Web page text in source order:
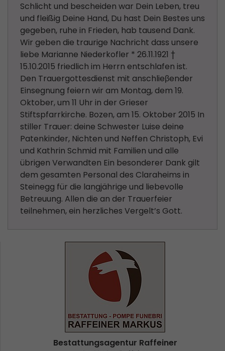
Schlicht und bescheiden war Dein Leben, treu
und fleißig Deine Hand, Du hast Dein Bestes uns
gegeben, ruhe in Frieden, hab tausend Dank.
Wir geben die traurige Nachricht dass unsere
liebe Marianne Niederkofler * 26.11.1921 †
15.10.2015 friedlich im Herrn entschlafen ist.
Den Trauergottesdienst mit anschlieβender
Einsegnung feiern wir am Montag, dem 19.
Oktober, um 11 Uhr in der Grieser
Stiftspfarrkirche. Bozen, am 15. Oktober 2015 In
stiller Trauer: deine Schwester Luise deine
Patenkinder, Nichten und Neffen Christoph, Evi
und Kathrin Schmid mit Familien und alle
übrigen Verwandten Ein besonderer Dank gilt
dem gesamten Personal des Claraheims in
Steinegg für die langjährige und liebevolle
Betreuung. Allen die an der Trauerfeier
teilnehmen, ein herzliches Vergelt’s Gott.
Bestattungsagentur Raffeiner